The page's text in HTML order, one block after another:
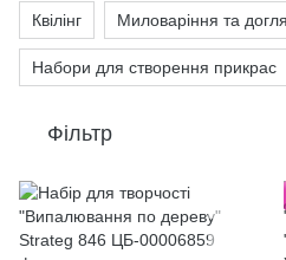
Квілінг Миловаріння та
Набори для створення прикрас
Фільтр